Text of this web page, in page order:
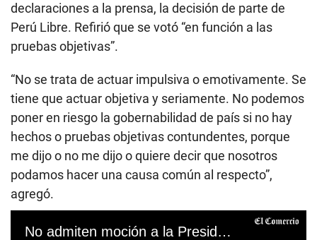
declaraciones a la prensa, la decisión de parte de
Perú Libre. Refirió que se votó “en función a las
pruebas objetivas”.
“No se trata de actuar impulsiva o emotivamente. Se
tiene que actuar objetiva y seriamente. No podemos
poner en riesgo la gobernabilidad de país si no hay
hechos o pruebas objetivas contundentes, porque
me dijo o no me dijo o quiere decir que nosotros
podamos hacer una causa común al respecto”,
agregó.
No admiten moción a la Presidenta del Congreso